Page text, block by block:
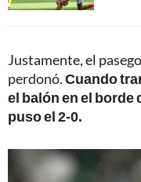
Justamente, el
perdonó.Cuando
el balón en el borde
puso el 2-0.